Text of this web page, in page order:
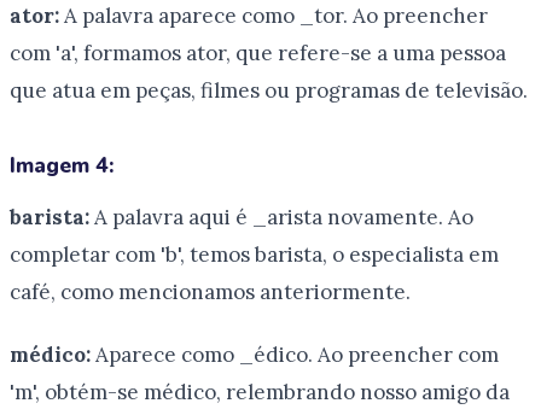
ator:A palavra aparece como _tor. Ao preencher
com 'a', formamos ator, que refere-se a uma pessoa
que atua em peças, filmes ou programas de televisão.
Imagem 4:
barista:A palavra aqui é _arista novamente. Ao
completar com 'b', temos barista, o especialista em
café, como mencionamos anteriormente.
médico:Aparece como _édico. Ao preencher com
'm', obtém-se médico, relembrando nosso amigo da